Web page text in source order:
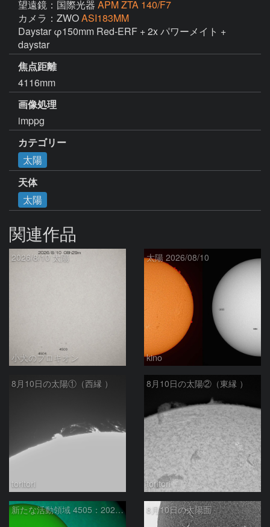
望遠鏡：国際光器 APM ZTA 140/F7
カメラ：ZWOASI183MM
Daystar φ150mm Red-ERF + 2x パワーメイト +
daystar
焦点距離
4116mm
画像処理
imppg
カテゴリー
太陽
天体
太陽
関連作品
2026/8/10 太陽
小犬のプロキオン
太陽 2026/08/10
kino
8月10日の太陽①（西縁 ）
toritori
8月10日の太陽②（東縁 ）
toritori
新たな活動領域 4505：2026/08/10 8月10日の太陽面